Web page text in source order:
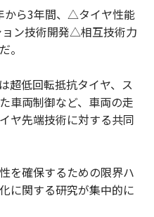
から3年間、△タイヤ性能
ン技術開発△相互技術力
。
超低回転抵抗タイヤ、ス
車両制御など、車両の走
ヤ先端技術に対する共同
を確保するための限界ハ
に関する研究が集中的に